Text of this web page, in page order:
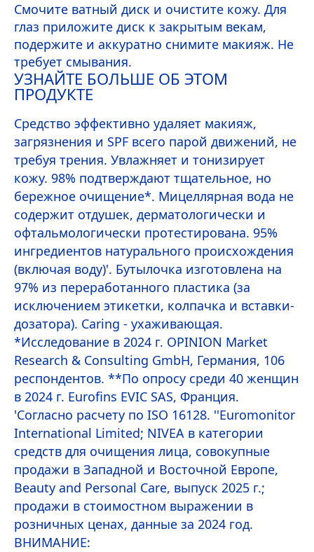
Смочите ватный диск и очистите кожу. Для
глаз приложите диск к закрытым векам,
подержите и аккуратно снимите макияж. Не
требует смывания.
УЗНАЙТЕ БОЛЬШЕ ОБ ЭТОМ
ПРОДУКТЕ
Средство эффективно удаляет макияж,
загрязнения и SPF всего парой движений, не
требуя трения. Увлажняет и тонизирует
кожу. 98% подтверждают тщательное, но
бережное очищение*. Мицеллярная вода не
содержит отдушек, дерматологически и
офтальмологически протестирована. 95%
ингредиентов натурального происхождения
(включая воду)'. Бутылочка изготовлена на
97% из переработанного пластика (за
исключением этикетки, колпачка и вставки-
дозатора). Caring - ухаживающая.
*Исследование в 2024 г. OPINION Market
Research & Consulting GmbH, Германия, 106
респондентов. **По опросу среди 40 женщин
в 2024 г. Eurofins EVIC SAS, Франция.
'Согласно расчету по ISO 16128. ''Euromonitor
International Limited; NIVEA в категории
средств для очищения лица, совокупные
продажи в Западной и Восточной Европе,
Beauty and Personal Care, выпуск 2025 г.;
продажи в стоимостном выражении в
розничных ценах, данные за 2024 год.
ВНИМАНИЕ: